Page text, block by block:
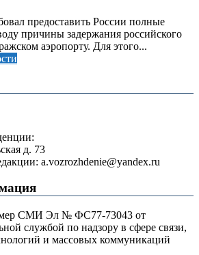
предоставить России полные
причины задержания российского
аэропорту. Для этого...
д. 73
a.vozrozhdenie@yandex.ru
СМИ Эл № ФС77-73043 от
службой по надзору в сфере связи,
и массовых коммуникаций